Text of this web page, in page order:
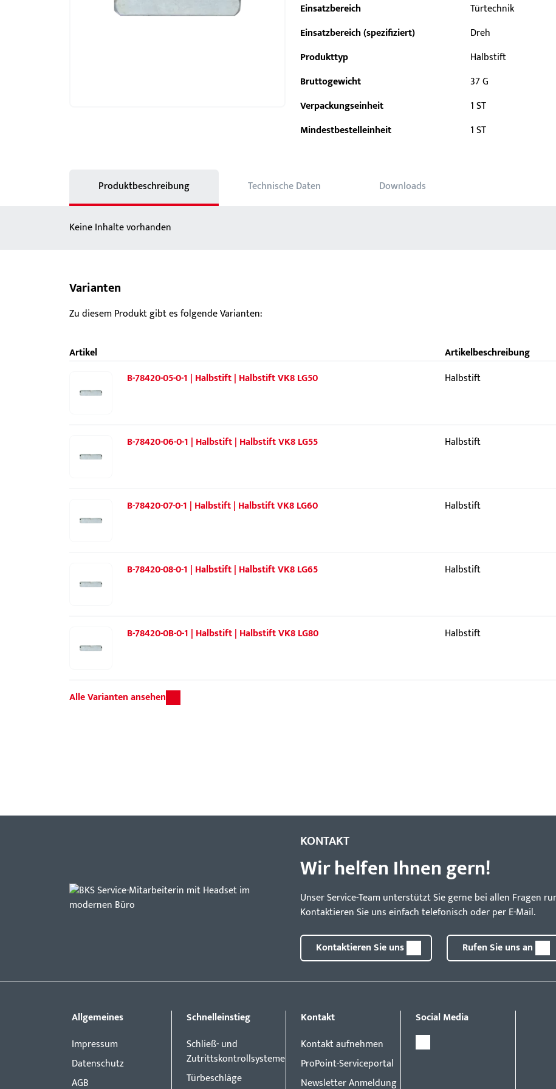
Schlösser
BKS MasterKeySystem
Einsatzbereich
Türtechnik
Einsatzbereich (spezifiziert)
Dreh
Produkttyp
Halbstift
Bruttogewicht
37 G
Verpackungseinheit
1 ST
Mindestbestelleinheit
1 ST
Produktbeschreibung
Technische Daten Downloads
Keine Inhalte vorhanden
Varianten
Zu diesem Produkt gibt es folgende Varianten:
Artikel
Artikelbeschreibung
B-78420-05-0-1 | Halbstift | Halbstift VK8 LG50
Halbstift
B-78420-06-0-1 | Halbstift | Halbstift VK8 LG55 Halbstift
B-78420-07-0-1 | Halbstift | Halbstift VK8 LG60 Halbstift
B-78420-08-0-1 | Halbstift | Halbstift VK8 LG65 Halbstift
B-78420-0B-0-1 | Halbstift | Halbstift VK8 LG80 Halbstift
Alle Varianten ansehen
KONTAKT
Wir helfen Ihnen gern!
Unser Service-Team unterstützt Sie gerne bei allen Fragen
Kontaktieren Sie uns einfach telefonisch oder per E-Mail.
Kontaktieren Sie uns Rufen Sie uns an
Allgemeines
Impressum
Datenschutz
AGB
Schnelleinstieg
Schließ- und
Zutrittskontrollsysteme
Türbeschläge
Kontakt
Kontakt aufnehmen
ProPoint-Serviceportal
Newsletter Anmeldung
Social Media